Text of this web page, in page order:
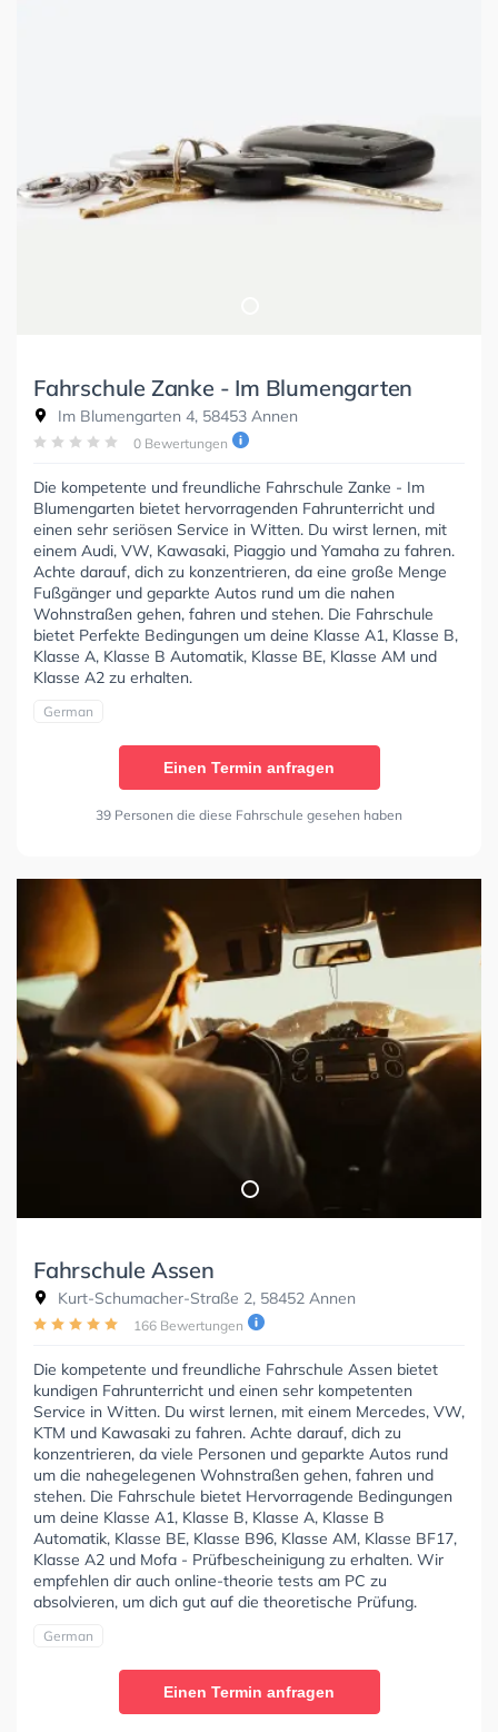
Fahrschule Zanke - Im Blumengarten
Im Blumengarten 4, 58453 Annen
0 Bewertungen
Die kompetente und freundliche Fahrschule Zanke - Im
Blumengarten bietet hervorragenden Fahrunterricht und
einen sehr seriösen Service in Witten. Du wirst lernen, mit
einem Audi, VW, Kawasaki, Piaggio und Yamaha zu fahren.
Achte darauf, dich zu konzentrieren, da eine große Menge
Fußgänger und geparkte Autos rund um die nahen
Wohnstraßen gehen, fahren und stehen. Die Fahrschule
bietet Perfekte Bedingungen um deine Klasse A1, Klasse B,
Klasse A, Klasse B Automatik, Klasse BE, Klasse AM und
Klasse A2 zu erhalten.
German
Einen Termin anfragen
39 Personen die diese Fahrschule gesehen haben
Fahrschule Assen
Kurt-Schumacher-Straße 2, 58452 Annen
166 Bewertungen
Die kompetente und freundliche Fahrschule Assen bietet
kundigen Fahrunterricht und einen sehr kompetenten
Service in Witten. Du wirst lernen, mit einem Mercedes, VW,
KTM und Kawasaki zu fahren. Achte darauf, dich zu
konzentrieren, da viele Personen und geparkte Autos rund
um die nahegelegenen Wohnstraßen gehen, fahren und
stehen. Die Fahrschule bietet Hervorragende Bedingungen
um deine Klasse A1, Klasse B, Klasse A, Klasse B
Automatik, Klasse BE, Klasse B96, Klasse AM, Klasse BF17,
Klasse A2 und Mofa - Prüfbescheinigung zu erhalten. Wir
empfehlen dir auch online-theorie tests am PC zu
absolvieren, um dich gut auf die theoretische Prüfung.
German
Einen Termin anfragen